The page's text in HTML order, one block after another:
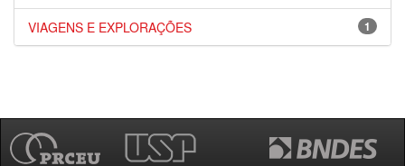
1
VIAGENS E EXPLORAÇÕES